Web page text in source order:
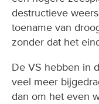
destructieve
toename van
zonder dat het
De VS hebben in
veel meer
dan om het even